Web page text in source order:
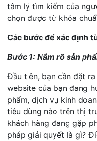
tâm lý tìm kiếm của
chọn được từ khóa
Các bước để xác định
Bước 1: Nắm rõ sản
Đầu tiên, bạn cần đặt
website của bạn đang
phẩm, dịch vụ kinh
tiêu dùng nào trên thị
khách hàng đang gặp
pháp giải quyết là gì?